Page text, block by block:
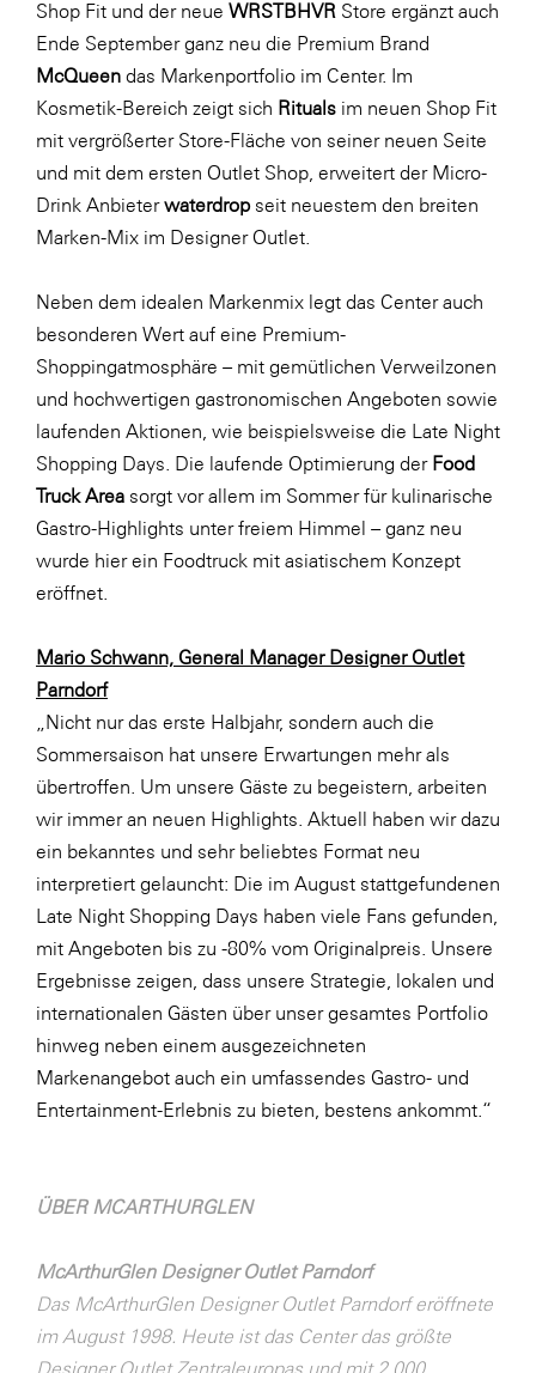
STIHL Tirol
Trend Micro
TAG GmbH
VALETTA
Verband Druck Medien Österreich
Wirtschaftskammer Salzburg
Fahrzeugtechnik
WKS Fachgruppe Finanzdienstleister
WK UBIT
Zühlke
Media
Shop Fit und der neue WRSTBHVR Store ergänzt auch
Ende September ganz neu die Premium Brand
McQueen das Markenportfolio im Center. Im
Kosmetik-Bereich zeigt sich Rituals im neuen Shop Fit
mit vergrößerter Store-Fläche von seiner neuen Seite
und mit dem ersten Outlet Shop, erweitert der Micro-
Drink Anbieterwaterdropseit neuestem den breiten
Marken-Mix im Designer Outlet.
Neben dem idealen Markenmix legt das Center auch
besonderen Wert auf eine Premium-
Shoppingatmosphäre – mit gemütlichen Verweilzonen
und hochwertigen gastronomischen Angeboten sowie
laufenden Aktionen, wie beispielsweise die Late Night
Shopping Days. Die laufende Optimierung der Food
Truck Area sorgt vor allem im Sommer für kulinarische
Gastro-Highlights unter freiem Himmel – ganz neu
wurde hier ein Foodtruck mit asiatischem Konzept
eröffnet.
Mario Schwann, General Manager Designer Outlet
Parndorf
„Nicht nur das erste Halbjahr, sondern auch die
Sommersaison hat unsere Erwartungen mehr als
übertroffen. Um unsere Gäste zu begeistern, arbeiten
wir immer an neuen Highlights. Aktuell haben wir dazu
ein bekanntes und sehr beliebtes Format neu
interpretiert gelauncht: Die im August stattgefundenen
Late Night Shopping Days haben viele Fans gefunden,
mit Angeboten bis zu -80% vom Originalpreis. Unsere
Ergebnisse zeigen, dass unsere Strategie, lokalen und
internationalen Gästen über unser gesamtes Portfolio
hinweg neben einem ausgezeichneten
Markenangebot auch ein umfassendes Gastro- und
Entertainment-Erlebnis zu bieten, bestens ankommt.“
ÜBER MCARTHURGLEN
McArthurGlen Designer Outlet Parndorf
Das McArthurGlen Designer Outlet Parndorf eröffnete
im August 1998. Heute ist das Center das größte
Designer Outlet Zentraleuropas und mit 2.000